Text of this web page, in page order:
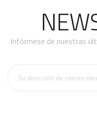
Infórmese de nuestras